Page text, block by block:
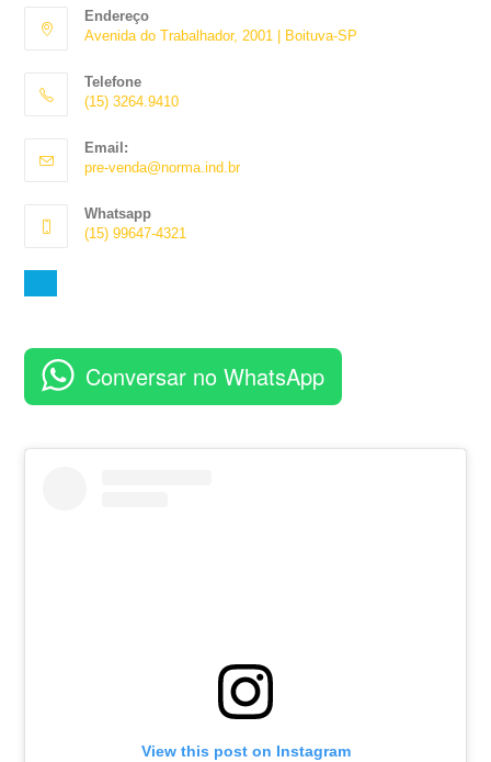
Endereço
Avenida do Trabalhador, 2001 | Boituva-SP
Telefone
(15) 3264.9410
em
seu
Email:
pre-venda@norma.ind.brAbre
Whatsapp
(15) 99647-4321
aplicativo
Conversar no WhatsApp
View this post on Instagram